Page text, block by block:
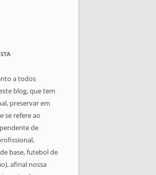
a todos
blog, que tem
preservar em
se refere ao
de
base, futebol de
afinal nossa